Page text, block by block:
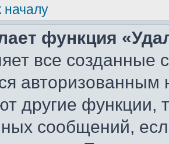
началу
функция
все созданные
другие функции,
сообщений,